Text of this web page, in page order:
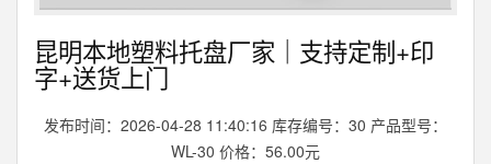
昆明本地塑料托盘厂家｜支持定制+印
字+送货上门
发布时间：2026-04-28 11:40:16 库存编号：30 产品型号：
WL-30 价格：56.00元